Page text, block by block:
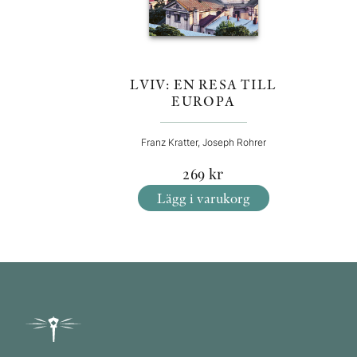
LVIV: EN RESA TILL
EUROPA
Franz Kratter, Joseph Rohrer
269 kr
Lägg i varukorg